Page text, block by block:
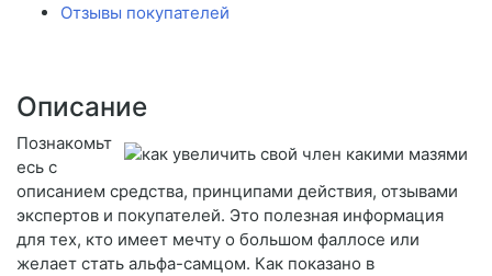
Отзывы покупателей
Описание
Познакомьт
есь с
описанием средства, принципами действия, отзывами
экспертов и покупателей. Это полезная информация
для тех, кто имеет мечту о большом фаллосе или
желает стать альфа-самцом. Как показано в